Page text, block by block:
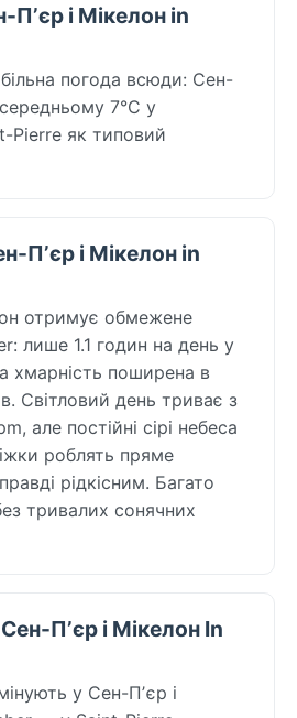
Пʼєр і Мікелон in
погода всюди: Сен-
7°C у
Pierre як типовий
Пʼєр і Мікелон in
отримує обмежене
лише 1.1 годин на день у
хмарність поширена в
Світловий день триває з
але постійні сірі небеса
роблять пряме
рідкісним. Багато
тривалих сонячних
Пʼєр і Мікелон In
у Сен-Пʼєр і